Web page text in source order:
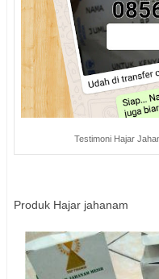
Testimoni Hajar
Produk Hajar jahanam